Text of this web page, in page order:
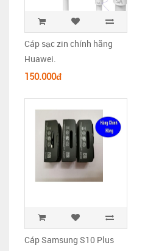
Cáp sạc zin chính hãng
Huawei.
150.000đ
Cáp Samsung S10 Plus